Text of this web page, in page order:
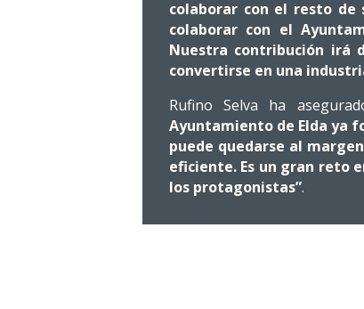
colaborar con el resto de
colaborar con el
Nuestra contribución irá
convertirse en una
Rufino Selva ha
Ayuntamiento de Elda ya
puede quedarse al
eficiente. Es un gran reto
los protagonistas”.